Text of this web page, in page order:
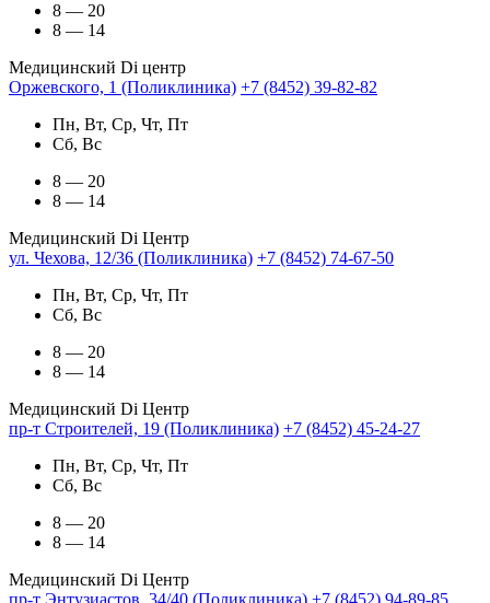
8 — 20
8 — 14
Медицинский Di центр
Оржевского, 1 (Поликлиника) +7 (8452) 39-82-82
Пн, Вт, Ср, Чт, Пт
Сб, Вс
8 — 20
8 — 14
Медицинский Di Центр
ул. Чехова, 12/36 (Поликлиника) +7 (8452) 74-67-50
Пн, Вт, Ср, Чт, Пт
Сб, Вс
8 — 20
8 — 14
Медицинский Di Центр
пр-т Строителей, 19 (Поликлиника) +7 (8452) 45-24-27
Пн, Вт, Ср, Чт, Пт
Сб, Вс
8 — 20
8 — 14
Медицинский Di Центр